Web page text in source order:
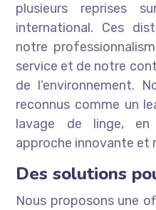
plusieurs reprises
international. Ces
notre
service et de notre
de l’environnement.
reconnus comme un
lavage de linge,
approche innovante et
Des solutions
Nous proposons une